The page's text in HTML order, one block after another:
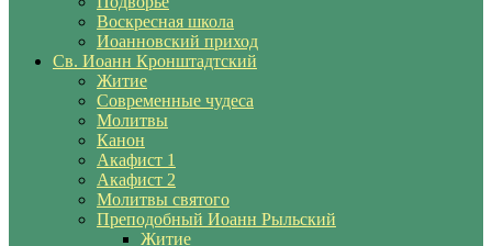
Воскресная школа
Иоанновский приход
Св. Иоанн Кронштадтский
Житие
Современные чудеса
Молитвы
Канон
Акафист 1
Акафист 2
Молитвы святого
Преподобный Иоанн Рыльский
Житие